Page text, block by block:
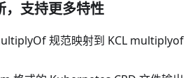
，支持更多特性
规范映射到 KCL multiplyof